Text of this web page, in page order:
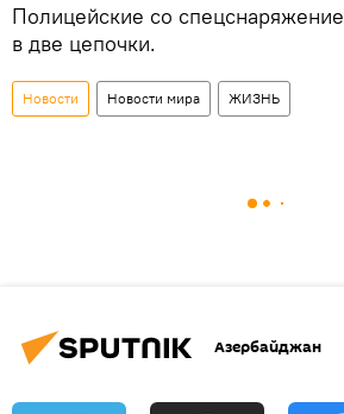
Полицейские со
в две цепочки.
Новости Новости мира ЖИЗНЬ
Азербайджан